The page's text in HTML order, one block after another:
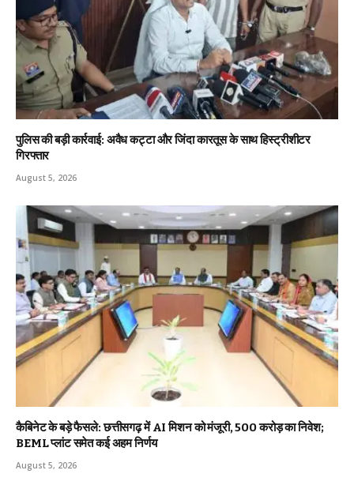
पुलिस की बड़ी कार्रवाई: अवैध कट्टा और जिंदा कारतूस के साथ हिस्ट्रीशीटर
गिरफ्तार
August 5, 2026
कैबिनेट के बड़े फैसले: छत्तीसगढ़ में AI मिशन को मंजूरी, 500 करोड़ का निवेश;
BEML प्लांट समेत कई अहम निर्णय
August 5, 2026